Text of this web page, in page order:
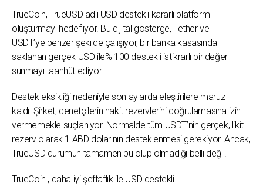
TrueCoin, TrueUSD adlı USD destekli kararlı platform
oluşturmayı hedefliyor. Bu dijital gösterge, Tether ve
USDT’ye benzer şekilde çalışıyor, bir banka kasasında
saklanan gerçek USD ile% 100 destekli istikrarlı bir değer
sunmayı taahhüt ediyor.
Destek eksikliği nedeniyle son aylarda eleştirilere maruz
kaldı.Şirket, denetçilerin nakit rezervlerini doğrulamasına izin
vermemekle suçlanıyor. Normalde tüm USDT’nin gerçek, likit
rezerv olarak 1 ABD dolarının desteklenmesi gerekiyor.Ancak,
TrueUSD durumun tamamen bu olup olmadığı belli değil.
TrueCoin , daha iyi şeffaflık ile USD destekli